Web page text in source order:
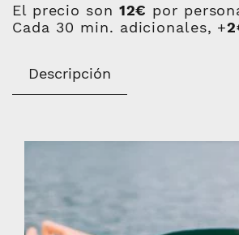
Descripción
El precio son 12€ por
Cada 30 min. adicionales, +